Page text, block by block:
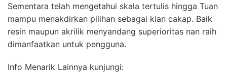
Sementara telah mengetahui skala tertulis hingga Tuan
mampu menakdirkan pilihan sebagai kian cakap. Baik
resin maupun akrilik menyandang superioritas nan raih
dimanfaatkan untuk pengguna.
Info Menarik Lainnya kunjungi: